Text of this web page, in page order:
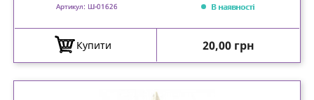
Артикул: Ш-01626 В наявності
Купити Ціна
20,00 грн